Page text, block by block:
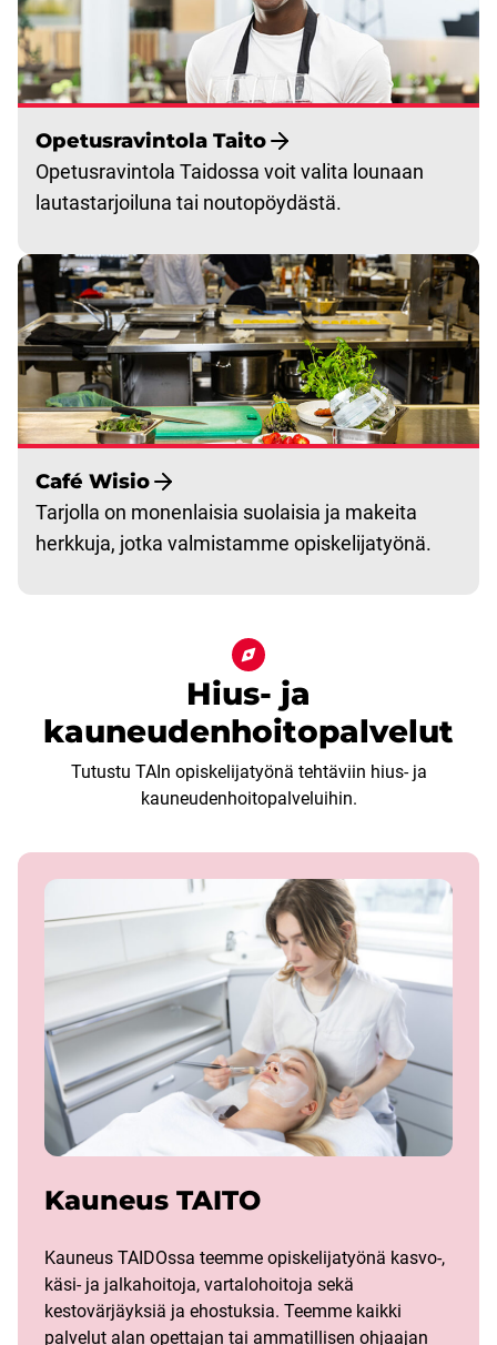
Opetusravintola Taito
Opetusravintola Taidossa voit valita lounaan
lautastarjoiluna tai noutopöydästä.
Café Wisio
Tarjolla on monenlaisia suolaisia ja makeita
herkkuja, jotka valmistamme opiskelijatyönä.
Hius- ja
kauneudenhoitopalvelut
Tutustu TAIn opiskelijatyönä tehtäviin hius- ja
kauneudenhoitopalveluihin.
Kauneus TAITO
Kauneus TAIDOssa teemme opiskelijatyönä kasvo-,
käsi- ja jalkahoitoja, vartalohoitoja sekä
kestovärjäyksiä ja ehostuksia. Teemme kaikki
palvelut alan opettajan tai ammatillisen ohjaajan